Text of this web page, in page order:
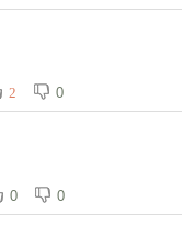
2 0
0 0